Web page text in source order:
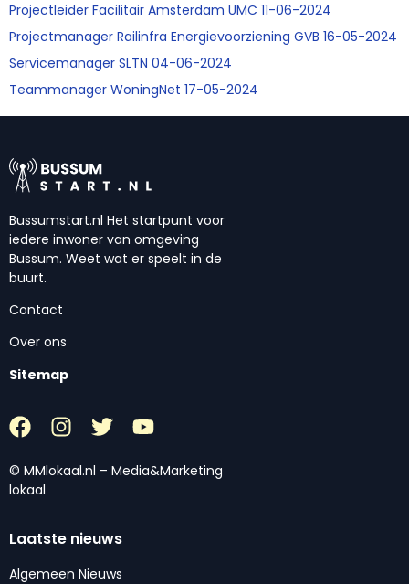
Projectleider Facilitair Amsterdam UMC 11-06-2024
Projectmanager Railinfra Energievoorziening GVB 16-05-2024
Servicemanager SLTN 04-06-2024
Teammanager WoningNet 17-05-2024
Bussumstart.nl Het startpunt voor
iedere inwoner van omgeving
Bussum. Weet wat er speelt in de
buurt.
Contact
Over ons
Sitemap
© MMlokaal.nl – Media&Marketing
lokaal
Laatste nieuws
Algemeen Nieuws